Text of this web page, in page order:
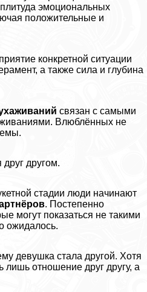
эмоциональных
положительные и
конкретной ситуации
а также сила и глубина
связан с самыми
Влюблённых не
другом.
стадии люди начинают
. Постепенно
могут показаться не такими
ожидалось.
дeвyшка стала другой. Хотя
отношение друг другу, а